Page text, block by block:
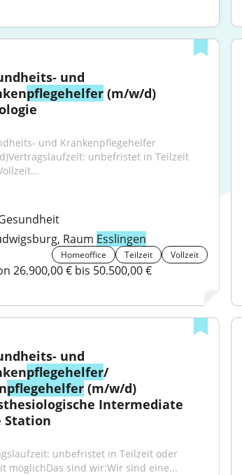
und
pflegehelfer (m/w/d)
und Krankenpflegehelfer
unbefristet in Teilzeit
Raum Esslingen
Homeoffice Teilzeit Vollzeit
26.900,00 € bis 50.500,00 €
und
pflegehelfer/
pflegehelfer (m/w/d)
Intermediate
Station
unbefristet in Teilzeit oder
möglichDas sind wir:Wir sind eine...